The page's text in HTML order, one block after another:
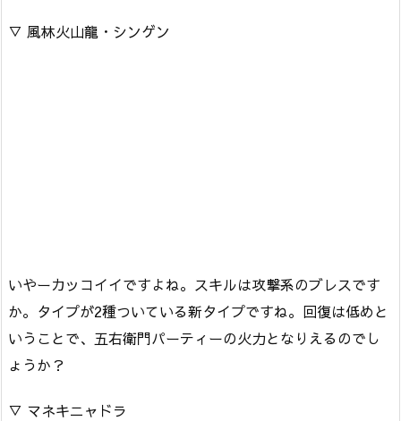
▽ 風林火山龍・シンゲン
いやーカッコイイですよね。スキルは攻撃系のブレスです
か。タイプが2種ついている新タイプですね。回復は低めと
いうことで、五右衛門パーティーの火力となりえるのでし
ょうか？
▽ マネキニャドラ